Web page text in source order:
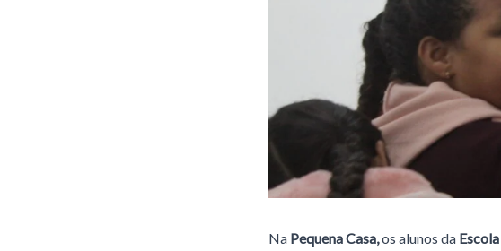
NaPequena Casa,os alunos daEscola